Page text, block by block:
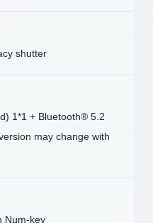
shutter
1*1 + Bluetooth® 5.2
may change with
Num-key